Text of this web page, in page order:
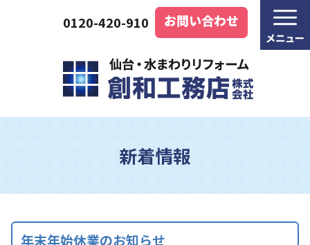
0120-420-910 お問い合わせ
新着情報
年末年始休業のお知らせ